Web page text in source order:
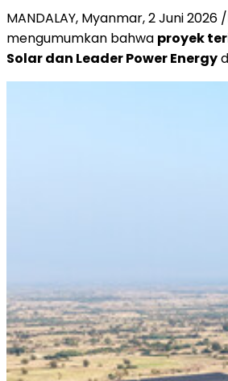
MANDALAY, Myanmar,2 Juni 2026
mengumumkan bahwa proyek
Solar dan Leader Power Energy